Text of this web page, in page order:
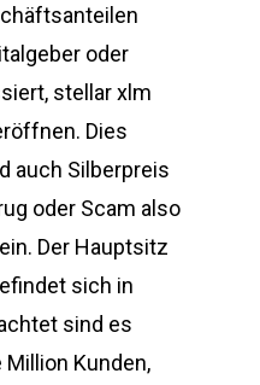
oder
stellar xlm
Dies
auch Silberpreis
oder Scam also
Der Hauptsitz
sich in
sind es
Kunden,